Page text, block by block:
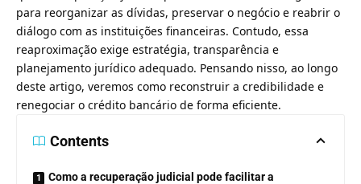
para reorganizar as dívidas, preservar o negócio e reabrir o
diálogo com as instituições financeiras. Contudo, essa
reaproximação exige estratégia, transparência e
planejamento jurídico adequado. Pensando nisso, ao longo
deste artigo, veremos como reconstruir a credibilidade e
renegociar o crédito bancário de forma eficiente.
Contents
Como a recuperação judicial pode facilitar a